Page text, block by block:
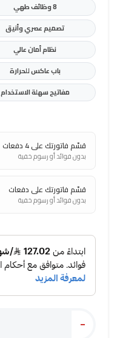
8 وظائف طهي
تصميم عصري وأنيق
نظام أمان عالي
باب عاكس للحرارة
مفاتيح سهلة الاستخدام
قسّم فاتورتك على 4 دفعات
بدون فوائد أو رسوم خفية
قسّم فاتورتك على دفعات
بدون فوائد أو رسوم خفية
-